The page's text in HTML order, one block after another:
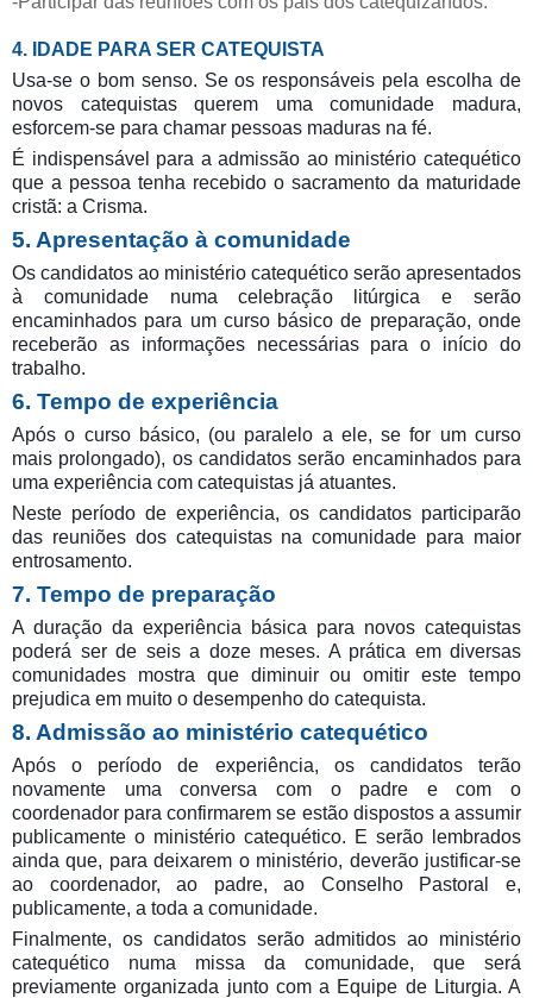
4. IDADE PARA SER CATEQUISTA
Usa-se o bom senso. Se os responsáveis pela escolha de
novos catequistas querem uma comunidade madura,
esforcem-se para chamar pessoas maduras na fé.
É indispensável para a admissão ao ministério catequético
que a pessoa tenha recebido o sacramento da maturidade
cristã: a Crisma.
5. Apresentação à comunidade
Os candidatos ao ministério catequético serão apresentados
à comunidade numa celebração litúrgica e serão
encaminhados para um curso básico de preparação, onde
receberão as informações necessárias para o início do
trabalho.
6. Tempo de experiência
Após o curso básico, (ou paralelo a ele, se for um curso
mais prolongado), os candidatos serão encaminhados para
uma experiência com catequistas já atuantes.
Neste período de experiência, os candidatos participarão
das reuniões dos catequistas na comunidade para maior
entrosamento.
7. Tempo de preparação
A duração da experiência básica para novos catequistas
poderá ser de seis a doze meses. A prática em diversas
comunidades mostra que diminuir ou omitir este tempo
prejudica em muito o desempenho do catequista.
8. Admissão ao ministério catequético
Após o período de experiência, os candidatos terão
novamente uma conversa com o padre e com o
coordenador para confirmarem se estão dispostos a assumir
publicamente o ministério catequético. E serão lembrados
ainda que, para deixarem o ministério, deverão justificar-se
ao coordenador, ao padre, ao Conselho Pastoral e,
publicamente, a toda a comunidade.
Finalmente, os candidatos serão admitidos ao ministério
catequético numa missa da comunidade, que será
previamente organizada junto com a Equipe de Liturgia. A